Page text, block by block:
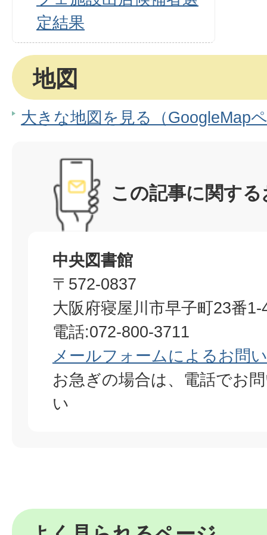
定結果
地図
大きな地図を見る（GoogleMap
この記事に関す
中央図書館
〒572-0837
大阪府寝屋川市早子町23番1-
電話:072-800-3711
メールフォームによるお問
お急ぎの場合は、電話でお
い